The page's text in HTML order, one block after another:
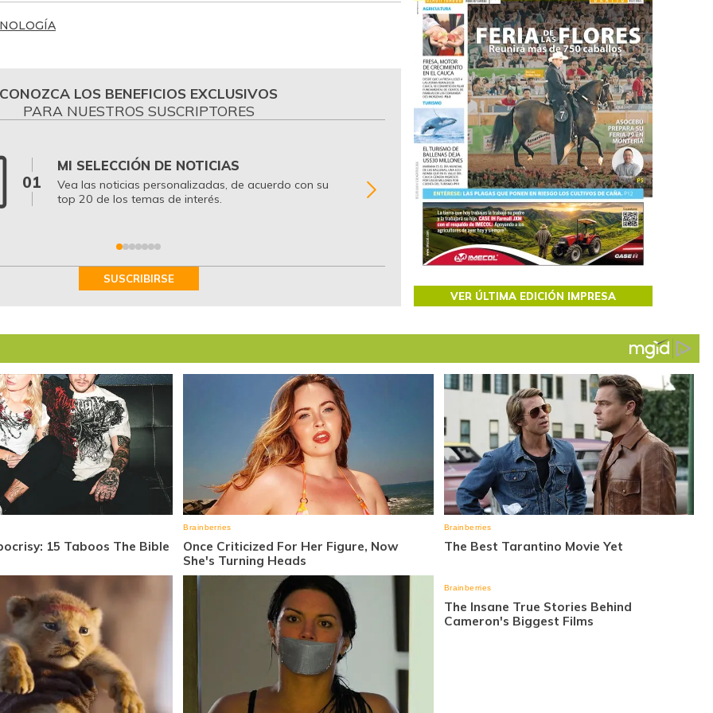
CONOZCA LOS BENEFICIOS EXCLUSIVOS
PARA NUESTROS SUSCRIPTORES
01
MI SELECCIÓN DE NOTICIAS
Vea las noticias personalizadas, de acuerdo con su
top 20 de los temas de interés.
02
BITÁCORA EMPRESARIAL 10.000 LR
Recopilación clasificada por sectores
regiones del comportamiento general y
de las 10.000 primeras empresas en ventas
Colombia.
SUSCRIBIRSE
VER ÚLTIMA EDICIÓN IMPRESA